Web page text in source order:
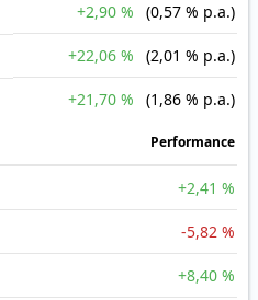
+2,90 % (0,57 % p.a.)
+22,06 % (2,01 % p.a.)
+21,70 % (1,86 % p.a.)
Performance
+2,41 %
-5,82 %
+8,40 %